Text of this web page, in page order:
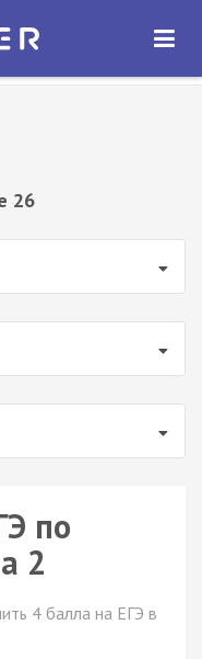
ОТКРЫТЬ
26
по
2
4 балла на ЕГЭ в